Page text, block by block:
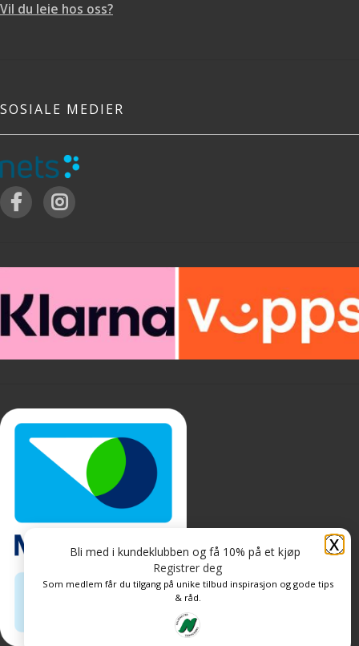
Vil du leie hos oss?
SOSIALE MEDIER
X
Bli med i kundeklubben og få 10% på et kjøp
Registrer deg
Som medlem får du tilgang på unike tilbud inspirasjon og gode tips
& råd.